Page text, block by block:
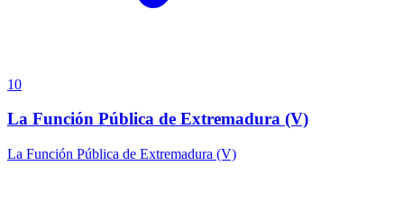
10
La Función Pública de Extremadura (V)
La Función Pública de Extremadura (V)